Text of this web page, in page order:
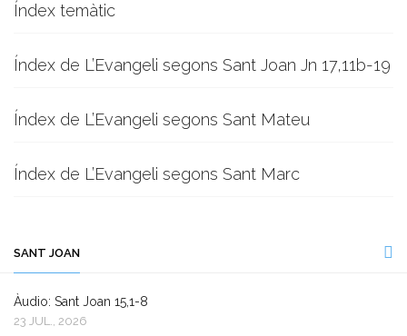
Índex temàtic
Índex de L’Evangeli segons Sant Joan Jn 17,11b-19
Índex de L’Evangeli segons Sant Mateu
Índex de L’Evangeli segons Sant Marc
SANT JOAN
Àudio: Sant Joan 15,1-8
23 JUL., 2026